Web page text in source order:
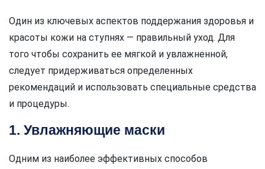
Один из ключевых аспектов поддержания здоровья и
красоты кожи на ступнях — правильный уход. Для
того чтобы сохранить ее мягкой и увлажненной,
следует придерживаться определенных
рекомендаций и использовать специальные средства
и процедуры.
1. Увлажняющие маски
Одним из наиболее эффективных способов